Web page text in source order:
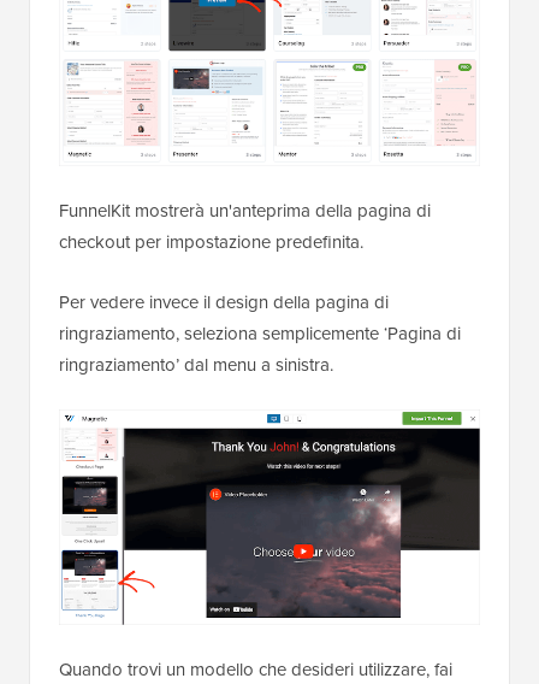
FunnelKit mostrerà un'anteprima della pagina di
checkout per impostazione predefinita.
Per vedere invece il design della pagina di
ringraziamento, seleziona semplicemente ‘Pagina di
ringraziamento’ dal menu a sinistra.
Quando trovi un modello che desideri utilizzare, fai